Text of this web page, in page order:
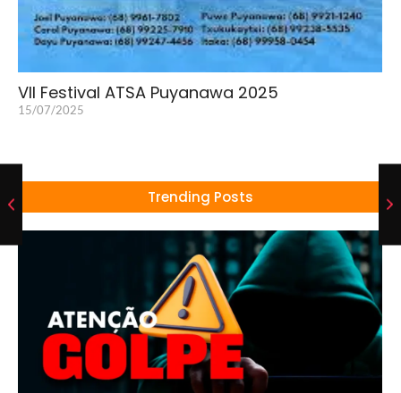
VII Festival ATSA Puyanawa 2025
15/07/2025
Trending Posts